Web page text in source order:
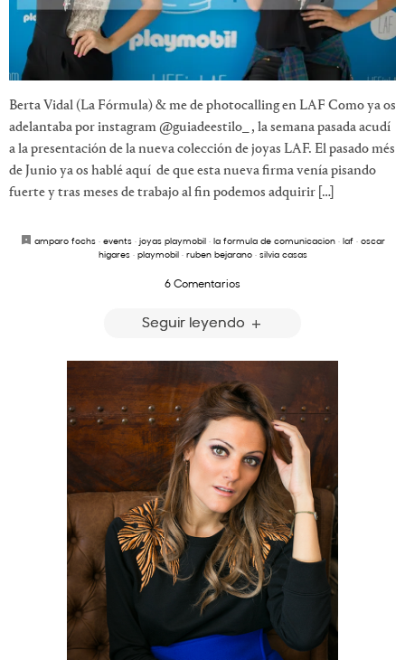
Berta Vidal (La Fórmula) & me de photocalling en LAF Como ya os
adelantaba por instagram @guiadeestilo_ , la semana pasada acudí
a la presentación de la nueva colección de joyas LAF. El pasado més
de Junio ya os hablé aquí de que esta nueva firma venía pisando
fuerte y tras meses de trabajo al fin podemos adquirir […]
amparo fochs· events· joyas playmobil· la formula de comunicacion· laf· oscar
higares· playmobil· ruben bejarano· silvia casas
6 Comentarios
Seguir leyendo